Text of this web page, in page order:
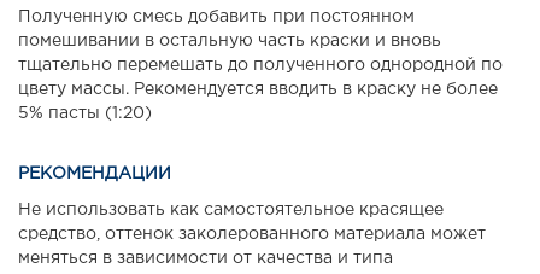
Полученную смесь добавить при постоянном
помешивании в остальную часть краски и вновь
тщательно перемешать до полученного однородной по
цвету массы. Рекомендуется вводить в краску не более
5% пасты (1:20)
РЕКОМЕНДАЦИИ
Не использовать как самостоятельное красящее
средство, оттенок заколерованного материала может
меняться в зависимости от качества и типа